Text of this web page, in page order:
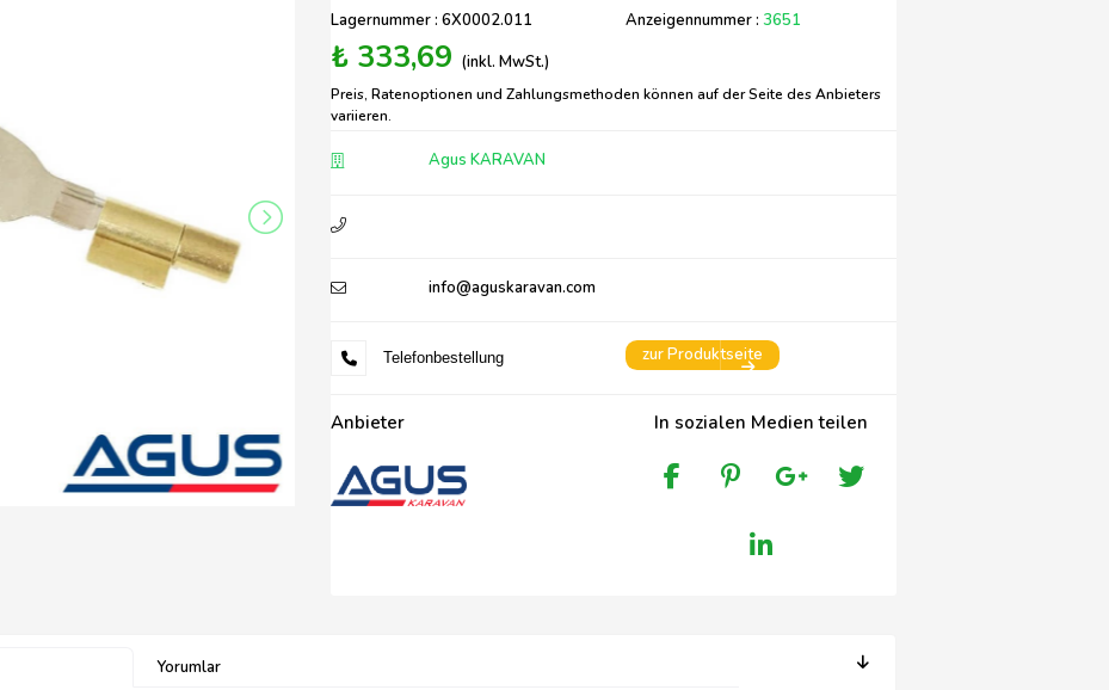
Lagernummer : 6X0002.011 Anzeigennummer : 3651
₺ 333,69 (inkl. MwSt.)
Preis, Ratenoptionen und Zahlungsmethoden können auf der Seite des Anbieters
variieren.
Agus KARAVAN
info@aguskaravan.com
Telefonbestellung zur Produktseite
Anbieter In sozialen Medien teilen
Yorumlar